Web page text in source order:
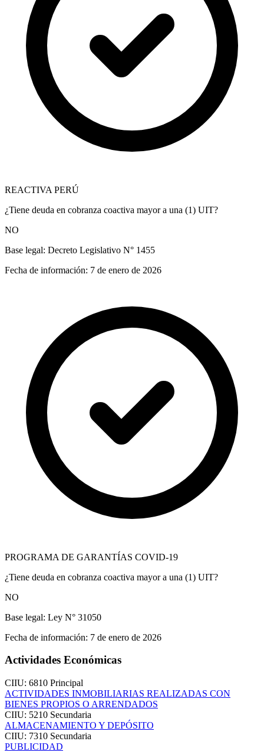
REACTIVA PERÚ
¿Tiene deuda en cobranza coactiva mayor a una (1) UIT?
NO
Base legal: Decreto Legislativo N° 1455
Fecha de información: 7 de enero de 2026
PROGRAMA DE GARANTÍAS COVID-19
¿Tiene deuda en cobranza coactiva mayor a una (1) UIT?
NO
Base legal: Ley N° 31050
Fecha de información: 7 de enero de 2026
Actividades Económicas
CIIU: 6810 Principal
ACTIVIDADES INMOBILIARIAS REALIZADAS CON
BIENES PROPIOS O ARRENDADOS
CIIU: 5210 Secundaria
ALMACENAMIENTO Y DEPÓSITO
CIIU: 7310 Secundaria
PUBLICIDAD